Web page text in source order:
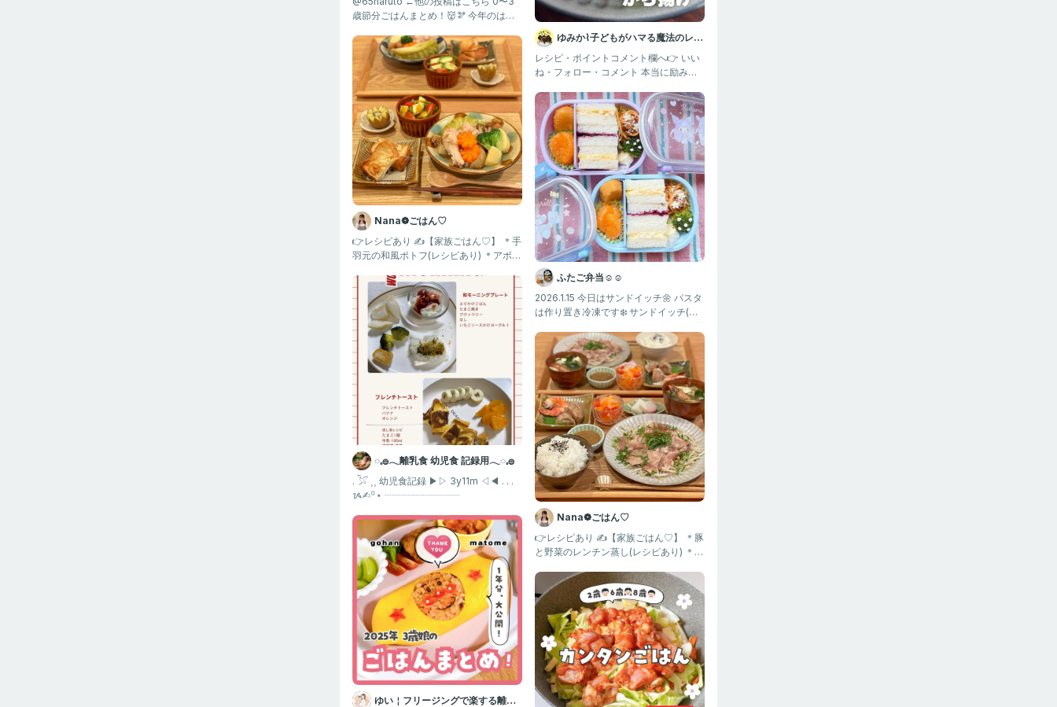
歳節分ごはんまとめ！👹🫘 今年のはひ
Nana❁ごはん♡
👉レシピあり ✍️【家族ごはん♡】 ＊手
羽元の和風ポトフ(レシピあり) ＊アボカ
◌𓈒𓐍𓂃離乳食 幼児食 記録用𓂃◌𓈒𓐍
. 𓅯 ⸒⸒ 幼児食記録 ▶︎▷ 3y11m ◁◀︎ . . .
ᝰ✍︎꙳⋆ ┈┈┈┈┈┈┈┈
ゆい￤フリージングで楽する離乳
ゆみか⌇子どもがハマる魔法のレシ
ピ｜幼児食
レシピ・ポイントコメント欄へ👉 いい
ね・フォロー・コメント 本当に励みに
ふたご弁当☺︎☺︎
2026.1.15 今日はサンドイッチ🌼 パスタ
は作り置き冷凍です❄️ サンドイッチ(た
Nana❁ごはん♡
👉レシピあり ✍️【家族ごはん♡】 ＊豚
と野菜のレンチン蒸し(レシピあり) ＊な